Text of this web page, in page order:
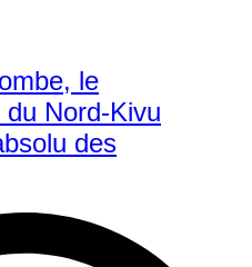
le
Nord-Kivu
des